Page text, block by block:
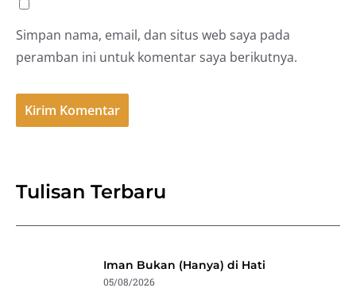
Simpan nama, email, dan situs web saya pada
peramban ini untuk komentar saya berikutnya.
Tulisan Terbaru
Iman Bukan (Hanya) di Hati
05/08/2026